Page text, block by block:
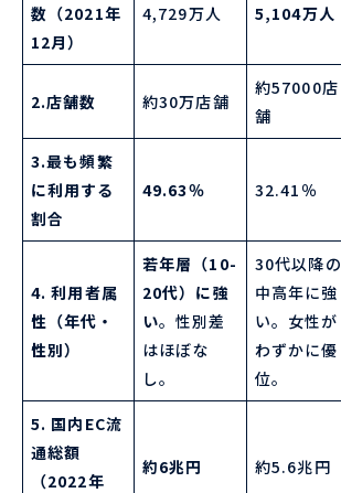
数（2021年
12月）
4,729万人 5,104万人
2.店舗数 約30万店舗
約57000店
舗
3.最も頻繁
に利用する
割合
49.63％ 32.41％
4. 利用者属
性（年代・
性別）
若年層（10-
20代）に強
い。性別差
はほぼな
し。
30代以降の
中高年に強
い。女性が
わずかに優
位。
5. 国内EC流
通総額
（2022年
約6兆円 約5.6兆円